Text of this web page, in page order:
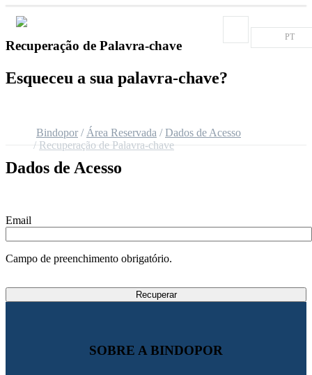
PT
Recuperação de Palavra-chave
Esqueceu a sua palavra-chave?
Bindopor Área Reservada
Dados de Acesso
Recuperação de Palavra-chave
Dados de Acesso
Email
Campo de preenchimento obrigatório.
SOBRE A BINDOPOR